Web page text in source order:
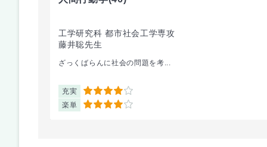
工学研究科 都市社会工学専攻
藤井聡先生
ざっくばらんに社会の問題を考...
充実 4
楽単 4